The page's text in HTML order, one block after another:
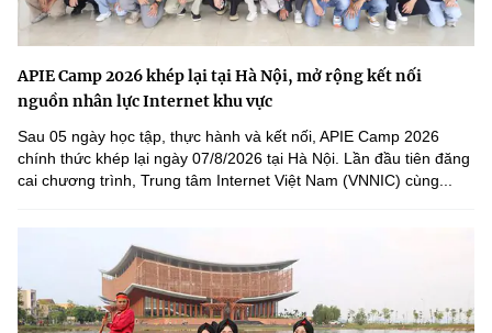
APIE Camp 2026 khép lại tại Hà Nội, mở rộng kết nối
nguồn nhân lực Internet khu vực
Sau 05 ngày học tập, thực hành và kết nối, APIE Camp 2026
chính thức khép lại ngày 07/8/2026 tại Hà Nội. Lần đầu tiên đăng
cai chương trình, Trung tâm Internet Việt Nam (VNNIC) cùng...